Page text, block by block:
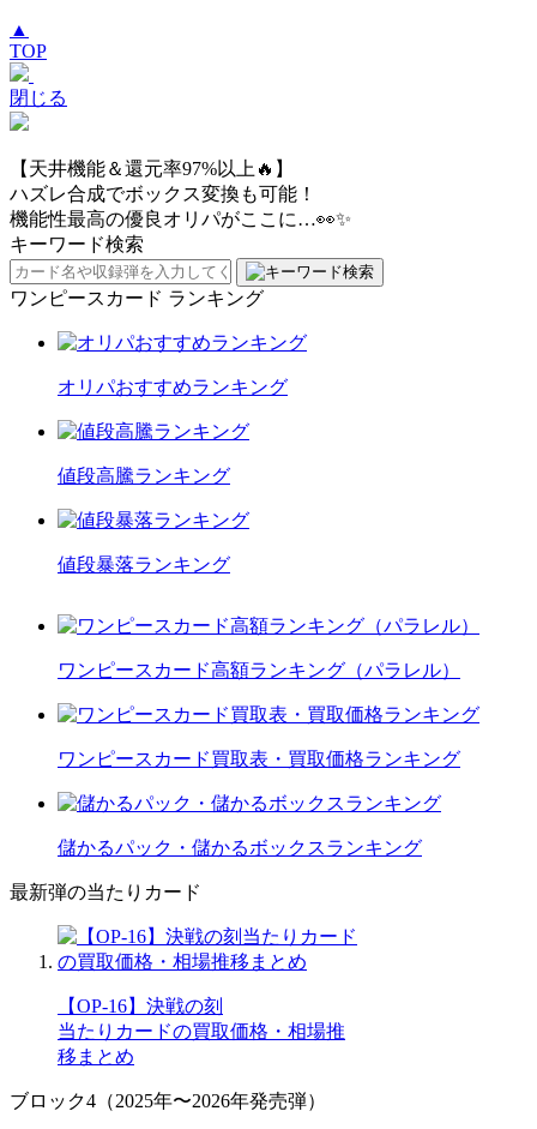
▲
TOP
閉じる
【天井機能＆還元率97%以上🔥】
ハズレ合成でボックス変換も可能！
機能性最高の優良オリパがここに…👀✨
キーワード検索
ワンピースカード ランキング
オリパおすすめランキング
値段高騰ランキング
値段暴落ランキング
ワンピースカード高額ランキング（パラレル）
ワンピースカード買取表・買取価格ランキング
儲かるパック・儲かるボックスランキング
最新弾の当たりカード
【OP-16】決戦の刻
当たりカードの買取価格・相場推
移まとめ
ブロック4（2025年〜2026年発売弾）